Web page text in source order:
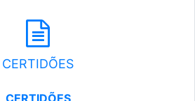
CERTIDÕES